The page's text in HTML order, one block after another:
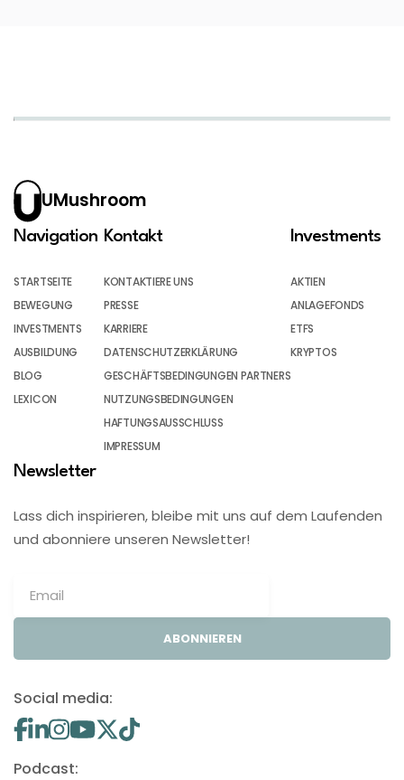
UMushroom
Navigation
STARTSEITE
BEWEGUNG
INVESTMENTS
AUSBILDUNG
BLOG
LEXICON
Kontakt
KONTAKTIERE UNS
PRESSE
KARRIERE
DATENSCHUTZERKLÄRUNG
GESCHÄFTSBEDINGUNGEN PARTNERS
NUTZUNGSBEDINGUNGEN
HAFTUNGSAUSSCHLUSS
IMPRESSUM
Investments
AKTIEN
ANLAGEFONDS
ETFS
KRYPTOS
Newsletter
Lass dich inspirieren, bleibe mit uns auf dem Laufenden
und abonniere unseren Newsletter!
ABONNIEREN
Social media:
Podcast: